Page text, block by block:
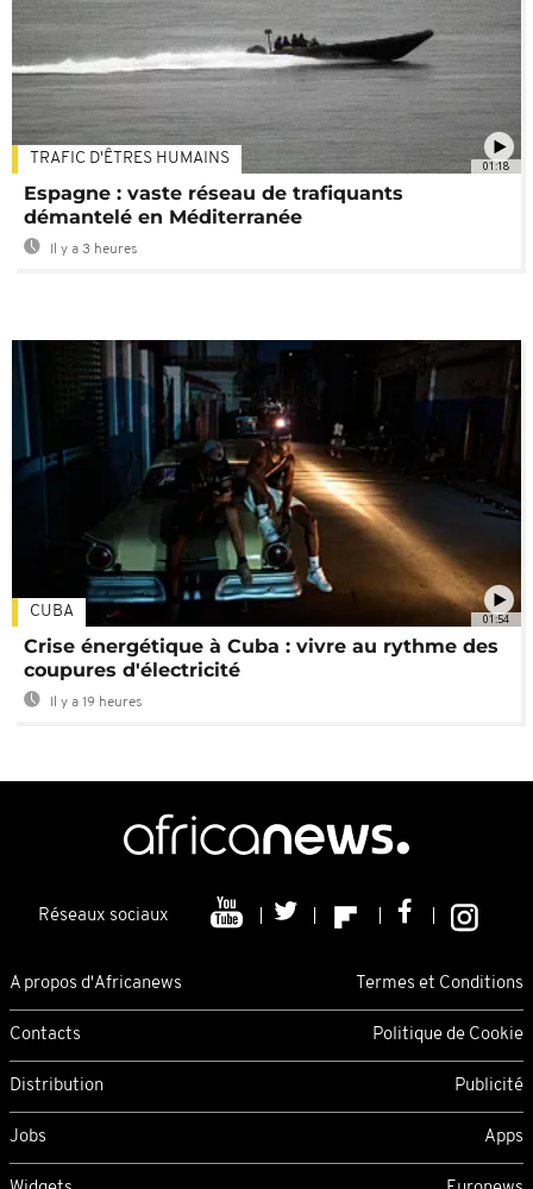
01:18
TRAFIC D'ÊTRES HUMAINS
Espagne : vaste réseau de trafiquants
démantelé en Méditerranée
Il y a 3 heures
01:54
CUBA
Crise énergétique à Cuba : vivre au rythme des
coupures d'électricité
Il y a 19 heures
Réseaux sociaux
A propos d'Africanews Termes et Conditions
Contacts Politique de Cookie
Distribution Publicité
Jobs Apps